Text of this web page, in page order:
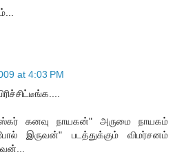
at 4:03 PM
கனவு நாயகன்" அருமை நாயகம்
இருவன்" படத்துக்கும் விமர்சனம்